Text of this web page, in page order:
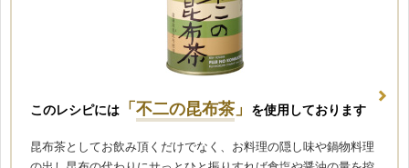
このレシピには 「 不二の昆布茶 」 を使用しております
昆布茶としてお飲み頂くだけでなく、お料理の隠し味や鍋物料理